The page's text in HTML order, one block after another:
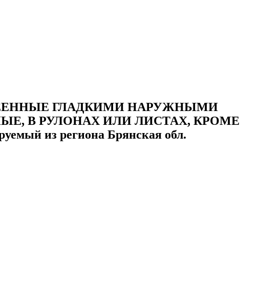
ГЛАДКИМИ НАРУЖНЫМИ
В РУЛОНАХ ИЛИ ЛИСТАХ, КРОМЕ
из региона Брянская обл.